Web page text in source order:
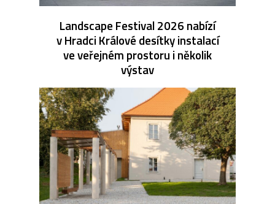
Landscape Festival 2026 nabízí
v Hradci Králové desítky instalací
ve veřejném prostoru i několik
výstav